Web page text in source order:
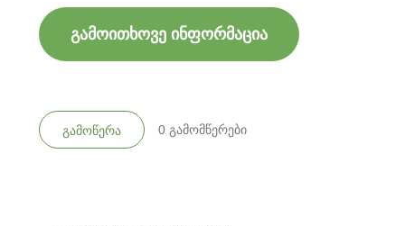
გამოითხოვე ინფორმაცია
გამოწერა 0 გამომწერები